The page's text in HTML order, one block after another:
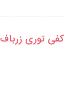
کفی توری زرباف